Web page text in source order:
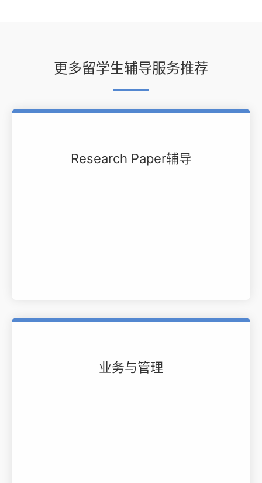
更多留学生辅导服务推荐
Research Paper辅导
业务与管理